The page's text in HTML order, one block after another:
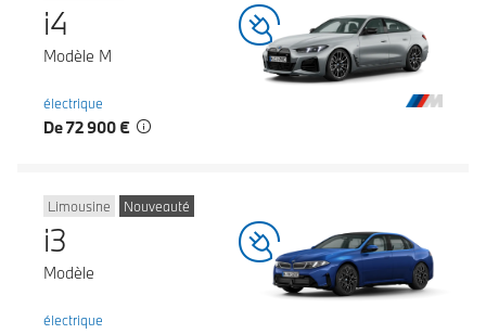
i4
Modèle M
électrique
De 72 900 €
Limousine Nouveauté
i3
Modèle
électrique